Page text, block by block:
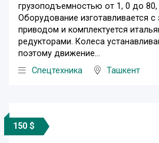
грузоподъемностью от 1, 0 до 80,
Оборудование изготавливается с
приводом и комплектуется
редукторами. Колеса
поэтому движение...
Спецтехника
Ташкент
150 $